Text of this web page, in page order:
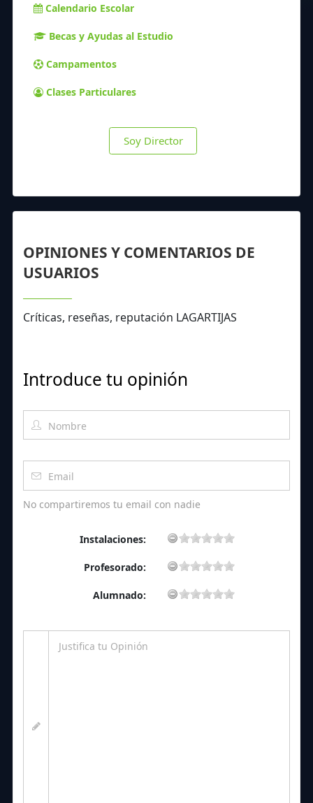
Calendario Escolar
Becas y Ayudas al Estudio
Campamentos
Clases Particulares
Soy Director
OPINIONES Y COMENTARIOS DE
USUARIOS
Críticas, reseñas, reputación LAGARTIJAS
Introduce tu opinión
No compartiremos tu email con nadie
Instalaciones:
Profesorado:
Alumnado: